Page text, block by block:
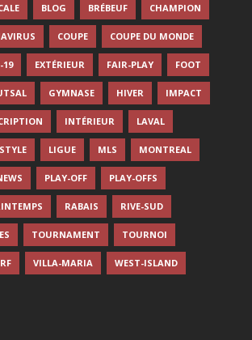
BLOG BRÉBEUF CHAMPION
COUPE COUPE DU MONDE
19 EXTÉRIEUR FAIR-PLAY FOOT
GYMNASE HIVER IMPACT
INTÉRIEUR LAVAL
LIGUE MLS MONTREAL
PLAY-OFF PLAY-OFFS
RABAIS RIVE-SUD
TOURNAMENT TOURNOI
VILLA-MARIA WEST-ISLAND